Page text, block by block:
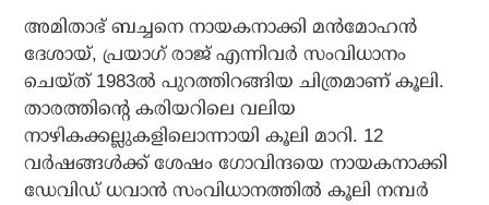
അമിതാഭ് ബച്ചനെ നായകനാക്കി മന്‍മോഹന്‍
ദേശായ്, പ്രയാഗ് രാജ് എന്നിവര്‍ സംവിധാനം
ചെയ്ത് 1983ല്‍ പുറത്തിറങ്ങിയ ചിത്രമാണ് കൂലി.
താരത്തിന്റെ കരിയറിലെ വലിയ
നാഴികക്കല്ലുകളിലൊന്നായി കൂലി മാറി. 12
വര്‍ഷങ്ങള്‍ക്ക് ശേഷം ഗോവിന്ദയെ നായകനാക്കി
ഡേവിഡ് ധവാന്‍ സംവിധാനത്തില്‍ കൂലി നമ്പര്‍